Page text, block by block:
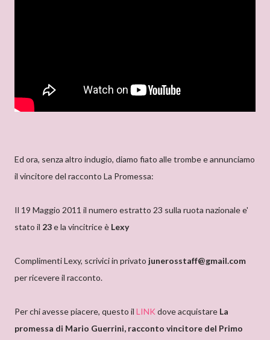
Ed ora, senza altro indugio, diamo fiato alle trombe e annunciamo
il vincitore del racconto La Promessa:
Il 19 Maggio 2011 il numero estratto 23 sulla ruota nazionale e'
stato il 23e la vincitrice è Lexy
Complimenti Lexy, scrivici in privato junerosstaff@gmail.com
per ricevere il racconto.
Per chi avesse piacere, questo il LINK dove acquistare La
promessa di Mario Guerrini, racconto vincitore del Primo